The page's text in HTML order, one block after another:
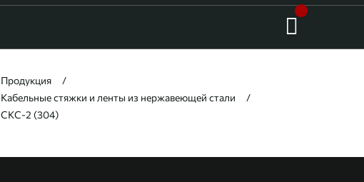
Продукция
Кабельные стяжки и ленты из нержавеющей стали
СКС-2 (304)